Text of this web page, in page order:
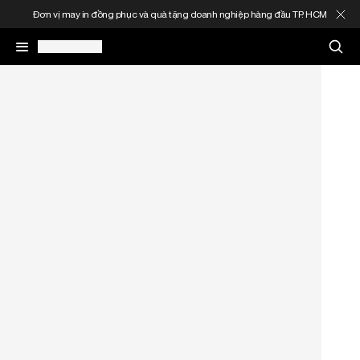
Đơn vị may in đồng phục và quà tặng doanh nghiệp hàng đầu TP. HCM